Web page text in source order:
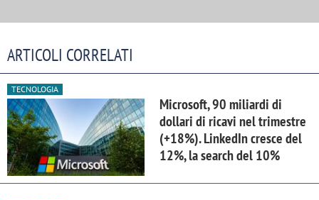
ARTICOLI CORRELATI
TECNOLOGIA
Microsoft, 90 miliardi di
dollari di ricavi nel trimestre
(+18%). LinkedIn cresce del
12%, la search del 10%